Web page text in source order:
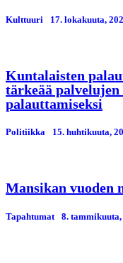
Kulttuuri 17. lokakuuta,
Kuntalaisten
tärkeää
palauttamiseksi
Politiikka 15. huhtikuuta,
Mansikan vuoden
Tapahtumat 8. tammikuuta,